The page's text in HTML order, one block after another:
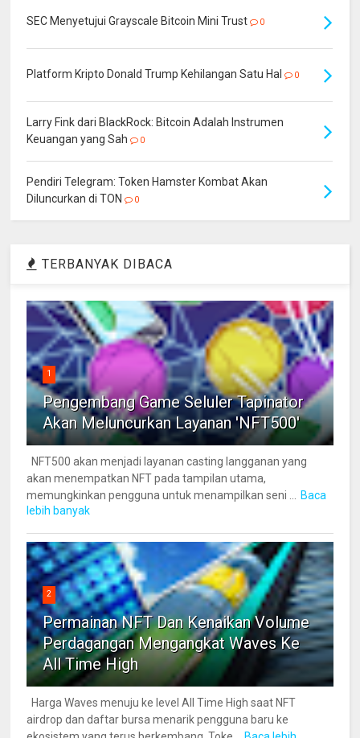
SEC Menyetujui Grayscale Bitcoin Mini Trust 0
Platform Kripto Donald Trump Kehilangan Satu Hal 0
Larry Fink dari BlackRock: Bitcoin Adalah Instrumen
Keuangan yang Sah
0
Pendiri Telegram: Token Hamster Kombat Akan
Diluncurkan di TON
0
TERBANYAK DIBACA
1
Pengembang Game Seluler Tapinator
Akan Meluncurkan Layanan 'NFT500'
NFT500 akan menjadi layanan casting langganan yang
akan menempatkan NFT pada tampilan utama,
memungkinkan pengguna untuk menampilkan seni ...
Baca
lebih banyak
2
Permainan NFT Dan Kenaikan Volume
Perdagangan Mengangkat Waves Ke
All Time High
Harga Waves menuju ke level All Time High saat NFT
airdrop dan daftar bursa menarik pengguna baru ke